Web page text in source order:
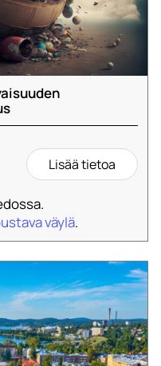
Lisää tietoa
väylä.